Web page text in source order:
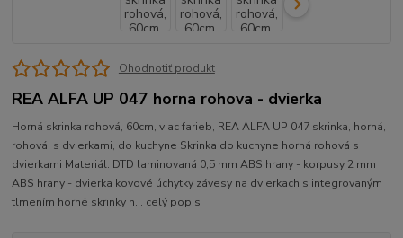
Ohodnotiť produkt
REA ALFA UP 047 horna rohova - dvierka
Horná skrinka rohová, 60cm, viac farieb, REA ALFA UP 047 skrinka, horná,
rohová, s dvierkami, do kuchyne Skrinka do kuchyne horná rohová s
dvierkami Materiál: DTD laminovaná 0,5 mm ABS hrany - korpusy 2 mm
ABS hrany - dvierka kovové úchytky závesy na dvierkach s integrovaným
tlmením horné skrinky h... celý popis